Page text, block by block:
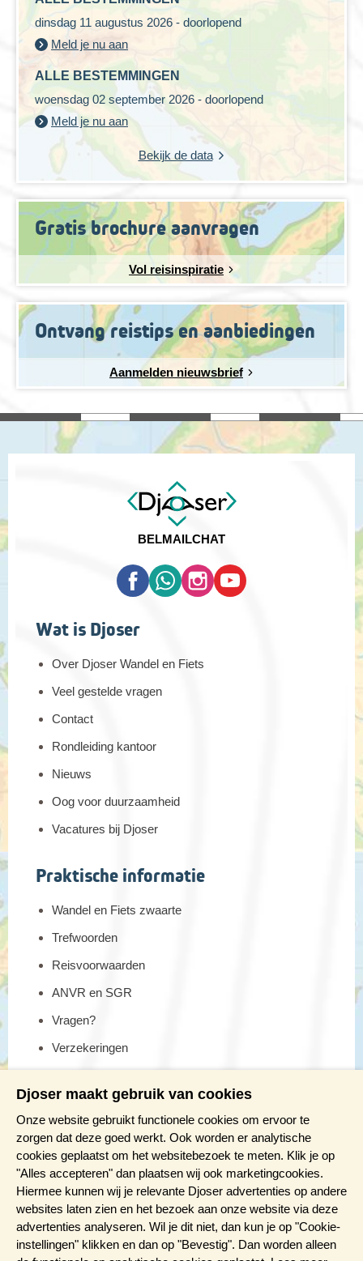
dinsdag 11 augustus 2026 - doorlopend
Meld je nu aan
ALLE BESTEMMINGEN
woensdag 02 september 2026 - doorlopend
Meld je nu aan
Bekijk de data
Gratis brochure aanvragen
Vol reisinspiratie
Ontvang reistips en aanbiedingen
Aanmelden nieuwsbrief
BELMAILCHAT
Wat is Djoser
Over Djoser Wandel en Fiets
Veel gestelde vragen
Contact
Rondleiding kantoor
Nieuws
Oog voor duurzaamheid
Vacatures bij Djoser
Praktische informatie
Wandel en Fiets zwaarte
Trefwoorden
Reisvoorwaarden
ANVR en SGR
Vragen?
Verzekeringen
Meer weten?
Brochure aanvragen
Presentaties en Infodagen
Aanmelden nieuwsbrief
Djoser maakt gebruik van cookies
Onze website gebruikt functionele cookies om ervoor te
zorgen dat deze goed werkt. Ook worden er analytische
cookies geplaatst om het websitebezoek te meten. Klik je op
"Alles accepteren" dan plaatsen wij ook marketingcookies.
Hiermee kunnen wij je relevante Djoser advertenties op andere
websites laten zien en het bezoek aan onze website via deze
advertenties analyseren. Wil je dit niet, dan kun je op "Cookie-
instellingen" klikken en dan op "Bevestig". Dan worden alleen